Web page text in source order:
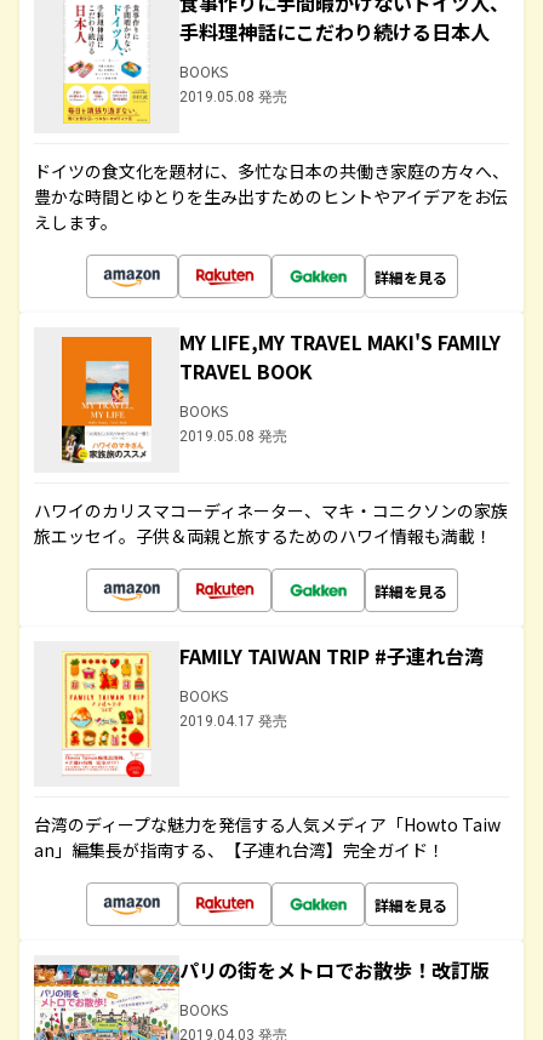
手料理神話にこだわり続ける日本人
BOOKS
2019.05.08 発売
ドイツの食文化を題材に、多忙な日本の共働き家庭の方々へ、
豊かな時間とゆとりを生み出すためのヒントやアイデアをお伝
えします。
詳細を見る
MY LIFE,MY TRAVEL MAKI'S FAMILY
TRAVEL BOOK
BOOKS
2019.05.08 発売
ハワイのカリスマコーディネーター、マキ・コニクソンの家族
旅エッセイ。子供＆両親と旅するためのハワイ情報も満載！
詳細を見る
FAMILY TAIWAN TRIP #子連れ台湾
BOOKS
2019.04.17 発売
台湾のディープな魅力を発信する人気メディア「Howto Taiw
an」編集長が指南する、【子連れ台湾】完全ガイド！
詳細を見る
パリの街をメトロでお散歩！改訂版
BOOKS
2019.04.03 発売